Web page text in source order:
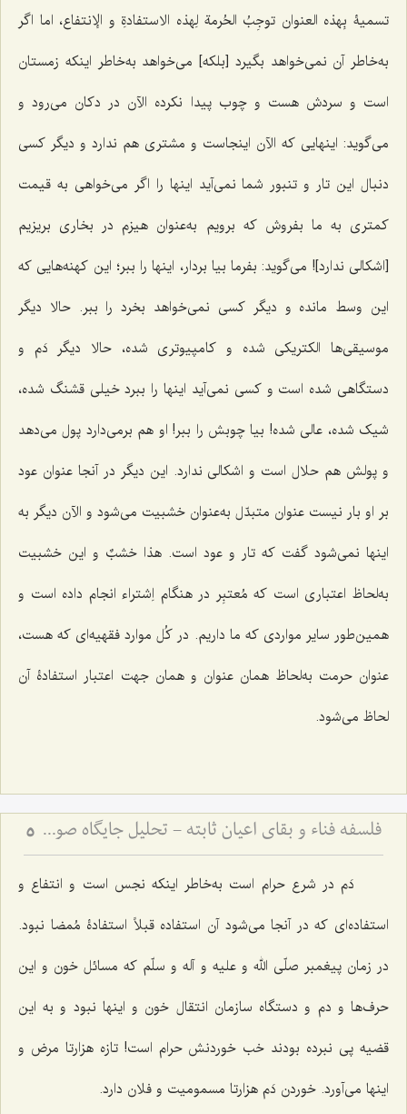
تسمیۀ بِهذه العنوان توجِبُ الحُرمة لِهذه الاستفادةِ و الإنتفاع، اما اگر
به‌خاطر آن نمى‌خواهد بگیرد [بلکه] مى‌خواهد به‌خاطر اینکه زمستان
است و سردش هست و چوب پیدا نکرده الآن در دکان مى‌رود و
مى‌گوید: اینهایى که الآن اینجاست و مشترى هم ندارد و دیگر کسى
دنبال این تار و تنبور شما نمى‌آید اینها را اگر مى‌خواهى به قیمت
کمترى به ما بفروش که برویم به‌عنوان هیزم در بخارى بریزیم
[اشکالى ندارد]! مى‌گوید: بفرما بیا بردار، اینها را ببر؛ این کهنه‌هایى که
این وسط مانده و دیگر کسى نمى‌خواهد بخرد را ببر. حالا دیگر
موسیقى‌ها الکتریکى شده و کامپیوترى شده، حالا دیگر دَم و
دستگاهى شده است و کسى نمى‌آید اینها را ببرد خیلى قشنگ شده،
شیک شده، عالى شده! بیا چوبش را ببر! او هم برمى‌دارد پول مى‌دهد
و پولش هم حلال است و اشکالى ندارد. این دیگر در آنجا عنوان عود
بر او بار نیست عنوان متبدّل به‌عنوان خشبیت مى‌شود و الآن دیگر به
اینها نمى‌شود گفت که تار و عود است. هذا خشبٌ و این خشبیت
به‌لحاظ اعتبارى است که مُعتبِر در هنگام اِشتراء انجام داده است و
همین‌طور سایر مواردى که ما داریم. در کُل موارد فقهیه‌ای که هست،
عنوان حرمت به‌لحاظ همان عنوان و همان جهت اعتبار استفادۀ آن
لحاظ مى‌شود.
فلسفه فناء و بقای اعیان ثابته - تحلیل جایگاه صورت نوعیه در سیر تکاملی انسان 5
دَم در شرع حرام است به‌خاطر اینکه نجس است و انتفاع و
استفاده‌اى که در آنجا مى‌شود آن استفاده قبلاً استفادۀ مُمضا نبود.
در زمان پیغمبر صلّی الله و علیه و آله و سلّم که مسائل خون و این
حرف‌ها و دم و دستگاه سازمان انتقال خون و اینها نبود و به این
قضیه پى نبرده بودند خب خوردنش حرام است! تازه هزارتا مرض و
اینها مى‌آورد. خوردن دَم هزارتا مسمومیت و فلان دارد.